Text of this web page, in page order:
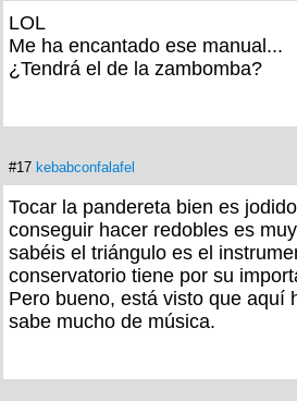
LOL
Me ha encantado ese manual...
¿Tendrá el de la zambomba?
#17 kebabconfalafel
Tocar la pandereta bien es
conseguir hacer redobles es
sabéis el triángulo es el
conservatorio tiene por su
Pero bueno, está visto que aquí
sabe mucho de música.